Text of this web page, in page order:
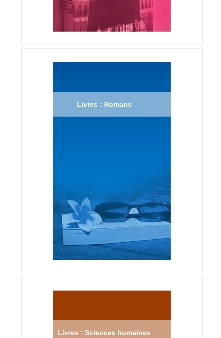
Livres : Romans
Livres : Sciences humaines